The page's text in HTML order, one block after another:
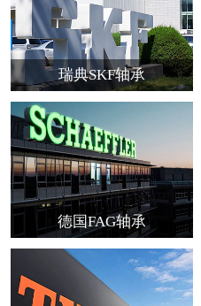
瑞典SKF轴承
德国FAG轴承